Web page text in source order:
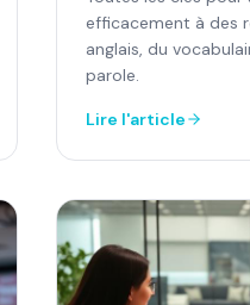
efficacement à des
anglais, du
parole.
Lire l'article